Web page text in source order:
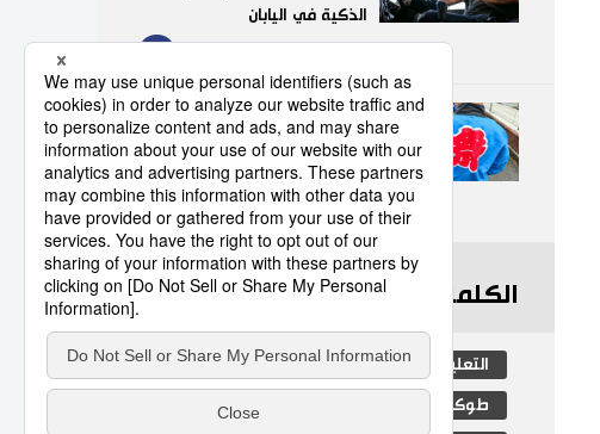
9
الذكية في اليابان
10
”هابي“.. السترة التقليدية التي
تضفي روحًا خاصة على
المهرجانات اليابانية
05/08/2026
الكلمات الأكثر بحثا
التعليم الياباني مجتمع الجنس
طوكيو جيجي برس